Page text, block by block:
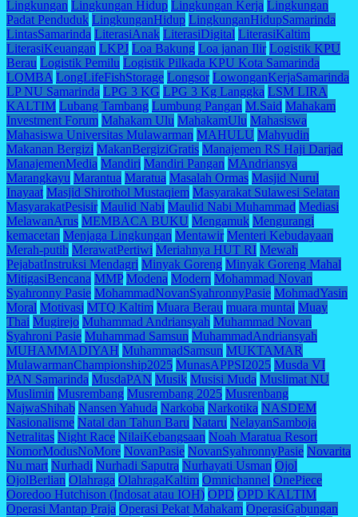
Lingkungan Lingkungan Hidup Lingkungan Kerja Lingkungan
Padat Penduduk LingkunganHidup LingkunganHidupSamarinda
LintasSamarinda LiterasiAnak LiterasiDigital LiterasiKaltim
LiterasiKeuangan LKPJ Loa Bakung Loa janan Ilir Logistik KPU
Berau Logistik Pemilu Logistik Pilkada KPU Kota Samarinda
LOMBA LongLifeFishStorage Longsor LowonganKerjaSamarinda
LP NU Samarinda LPG 3 KG LPG 3 Kg Langgka LSM LIRA
KALTIM Lubang Tambang Lumbung Pangan M.Said Mahakam
Investment Forum Mahakam Ulu MahakamUlu Mahasiswa
Mahasiswa Universitas Mulawarman MAHULU Mahyudin
Makanan Bergizi MakanBergiziGratis Manajemen RS Haji Darjad
ManajemenMedia Mandiri Mandiri Pangan MAndriansya
Marangkayu Marantua Maratua Masalah Ormas Masjid Nurul
Inayaat Masjid Shirothol Mustaqiem Masyarakat Sulawesi Selatan
MasyarakatPesisir Maulid Nabi Maulid Nabi Muhammad Mediasi
MelawanArus MEMBACA BUKU Mengamuk Mengurangi
kemacetan Menjaga Lingkungan Mentawir Menteri Kebudayaan
Merah-putih MerawatPertiwi Meriahnya HUT RI Mewah
PejabatInstruksi Mendagri Minyak Goreng Minyak Goreng Mahal
MitigasiBencana MMP Modena Modern Mohammad Novan
Syahronny Pasie MohammadNovanSyahronnyPasie MohmadYasin
Moral Motivasi MTQ Kaltim Muara Berau muara muntai Muay
Thai Mugirejo Muhammad Andriansyah Muhammad Novan
Syahroni Pasie Muhammad Samsun MuhammadAndriansyah
MUHAMMADIYAH MuhammadSamsun MUKTAMAR
MulawarmanChampionship2025 MunasAPPSI2025 Musda VI
PAN Samarinda MusdaPAN Musik Musisi Muda Muslimat NU
Muslimin Musrembang Musrembang 2025 Musrenbang
NajwaShihab Nansen Yahuda Narkoba Narkotika NASDEM
Nasionalisme Natal dan Tahun Baru Nataru NelayanSamboja
Netralitas Night Race NilaiKebangsaan Noah Maratua Resort
NomorModusNoMore NovanPasie NovanSyahronnyPasie Novarita
Nu mart Nurhadi Nurhadi Saputra Nurhayati Usman Ojol
OjolBerlian Olahraga OlahragaKaltim Omnichannel OnePiece
Ooredoo Hutchison (Indosat atau IOH) OPD OPD KALTIM
Operasi Mantap Praja Operasi Pekat Mahakam OperasiGabungan